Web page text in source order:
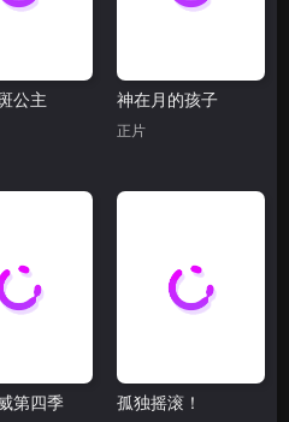
公主 神在月的孩子
正片
第四季 孤独摇滚！